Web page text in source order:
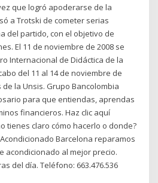
que logró apoderarse de la
a Trotski de cometer serias
del partido, con el objetivo de
El 11 de noviembre de 2008 se
Internacional de Didáctica de la
del 11 al 14 de noviembre de
la Unsis. Grupo Bancolombia
para que entiendas, aprendas
financieros. Haz clic aquí
tienes claro cómo hacerlo o donde?
Barcelona reparamos
acondicionado al mejor precio.
del día. Teléfono: 663.476.536